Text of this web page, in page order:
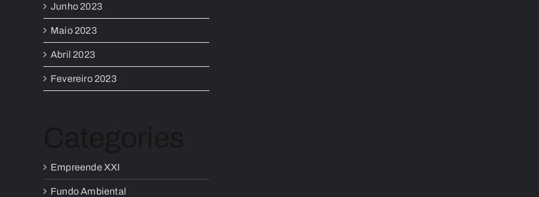
Junho 2023
Maio 2023
Abril 2023
Fevereiro 2023
Empreende XXI
Fundo Ambiental